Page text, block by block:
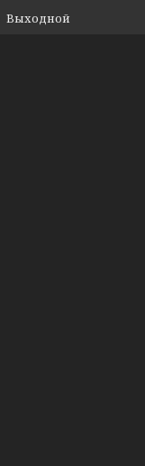
Выходной